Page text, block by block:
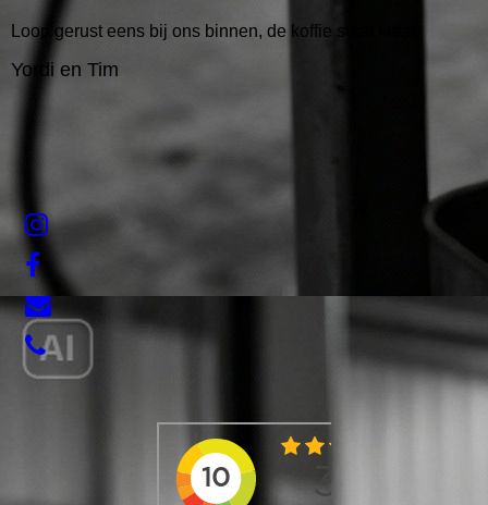
Loop gerust eens bij ons binnen, de koffie staat klaar.
Yordi en Tim